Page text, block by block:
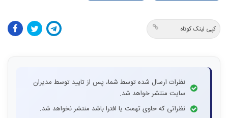
کپی لینک کوتاه
نظرات ارسال شده توسط شما، پس از تایید توسط مدیران
سایت منتشر خواهد شد.
نظراتی که حاوی تهمت یا افترا باشد منتشر نخواهد شد.